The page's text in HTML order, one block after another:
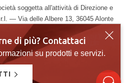
di più? Contattaci
su prodotti e servizi.
soggetta all'attività di Direzione e
— Via delle Albere 13, 36045 Alonte
Imprese di Vicenza: n.
— Capitale sociale: € 10.000.000
relative alla privacy